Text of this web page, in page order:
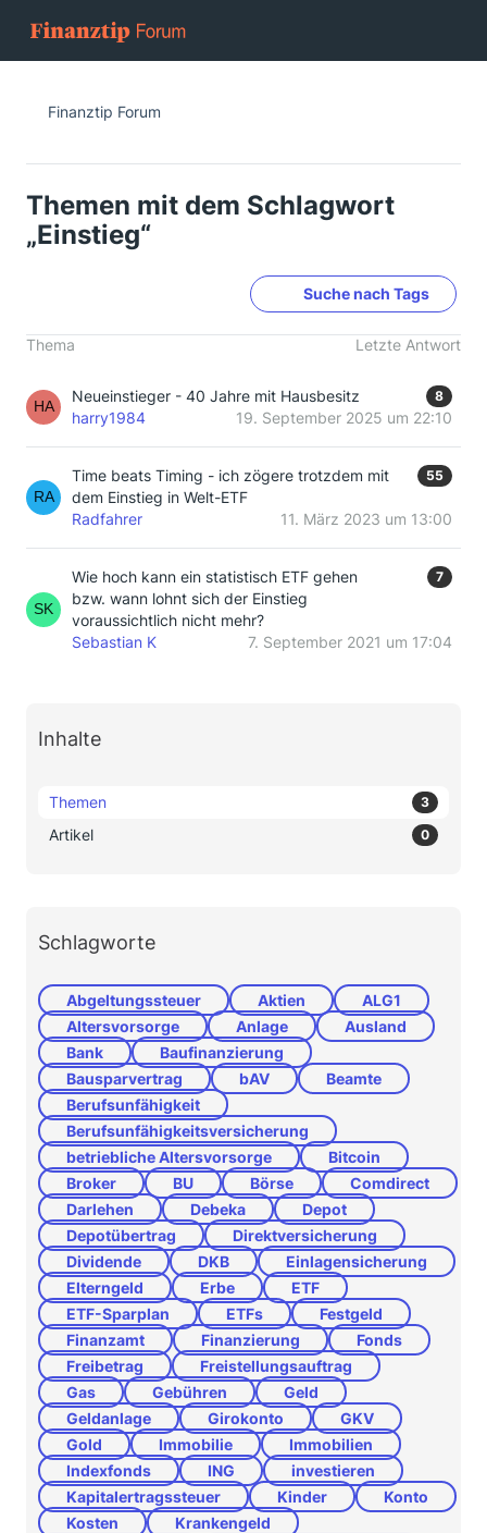
Finanztip Forum
Themen mit dem Schlagwort
„Einstieg“
Suche nach Tags
Thema Letzte Antwort
Neueinstieger - 40 Jahre mit Hausbesitz 8
harry1984 19. September 2025 um 22:10
Time beats Timing - ich zögere trotzdem mit
dem Einstieg in Welt-ETF
55
Radfahrer 11. März 2023 um 13:00
Wie hoch kann ein statistisch ETF gehen
bzw. wann lohnt sich der Einstieg
voraussichtlich nicht mehr?
7
Sebastian K 7. September 2021 um 17:04
Inhalte
Themen 3
Artikel 0
Schlagworte
Abgeltungssteuer Aktien
ALG1
Altersvorsorge
Anlage
Ausland
Bank
Baufinanzierung
Bausparvertrag
bAV
Beamte
Berufsunfähigkeit
Berufsunfähigkeitsversicherung
betriebliche Altersvorsorge
Bitcoin
Broker
BU Börse
Comdirect
Darlehen
Debeka
Depot
Depotübertrag
Direktversicherung
Dividende
DKB
Einlagensicherung
Elterngeld
Erbe
ETF
ETF-Sparplan
ETFs
Festgeld
Finanzamt
Finanzierung
Fonds
Freibetrag
Freistellungsauftrag
Gas
Gebühren
Geld
Geldanlage
Girokonto
GKV
Gold
Immobilie
Immobilien
Indexfonds
ING
investieren
Kapitalertragssteuer
Kinder
Konto
Kosten
Krankengeld